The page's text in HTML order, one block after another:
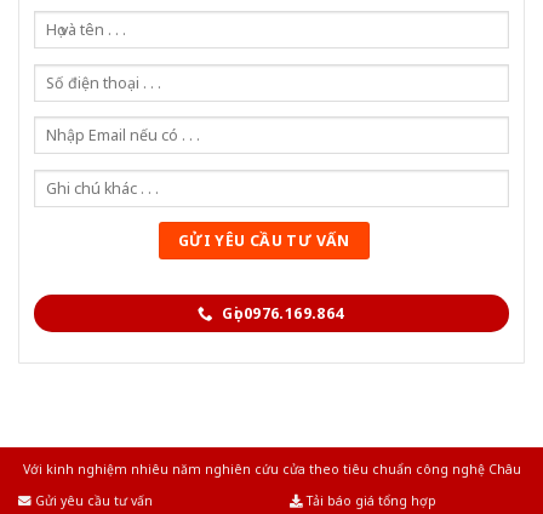
Gọi 0976.169.864
Với kinh nghiệm nhiêu năm nghiên cứu cửa theo tiêu chuẩn công nghệ Châu
Gửi yêu cầu tư vấn
Tải báo giá tổng hợp